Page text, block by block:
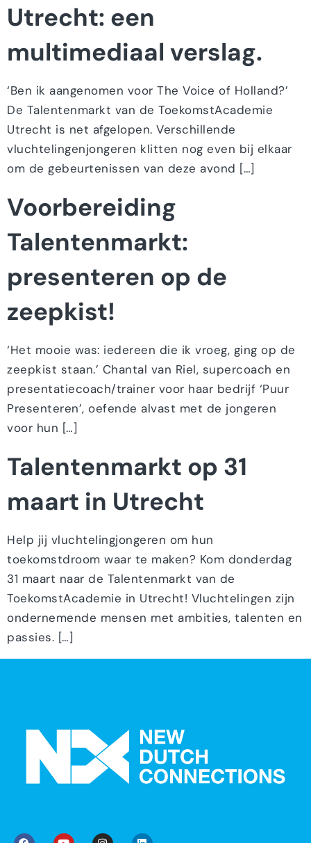
Utrecht: een
multimediaal verslag.
‘Ben ik aangenomen voor The Voice of Holland?’
De Talentenmarkt van de ToekomstAcademie
Utrecht is net afgelopen. Verschillende
vluchtelingenjongeren klitten nog even bij elkaar
om de gebeurtenissen van deze avond […]
Voorbereiding
Talentenmarkt:
presenteren op de
zeepkist!
‘Het mooie was: iedereen die ik vroeg, ging op de
zeepkist staan.’ Chantal van Riel, supercoach en
presentatiecoach/trainer voor haar bedrijf ‘Puur
Presenteren’, oefende alvast met de jongeren
voor hun […]
Talentenmarkt op 31
maart in Utrecht
Help jij vluchtelingjongeren om hun
toekomstdroom waar te maken? Kom donderdag
31 maart naar de Talentenmarkt van de
ToekomstAcademie in Utrecht! Vluchtelingen zijn
ondernemende mensen met ambities, talenten en
passies. […]